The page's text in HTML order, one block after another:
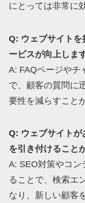
にとっては非常に
Q: ウェブサイト
ービスが向上しま
A: FAQページやチ
で、顧客の質問に
要性を減らすこと
Q: ウェブサイト
を引き付けること
A: SEO対策やコン
ることで、検索エ
なり、新しい顧客